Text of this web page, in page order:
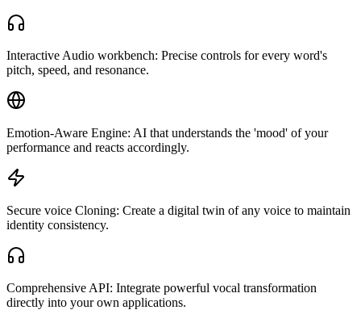
Interactive Audio workbench: Precise controls for every word's
pitch, speed, and resonance.
Emotion-Aware Engine: AI that understands the 'mood' of your
performance and reacts accordingly.
Secure voice Cloning: Create a digital twin of any voice to maintain
identity consistency.
Comprehensive API: Integrate powerful vocal transformation
directly into your own applications.